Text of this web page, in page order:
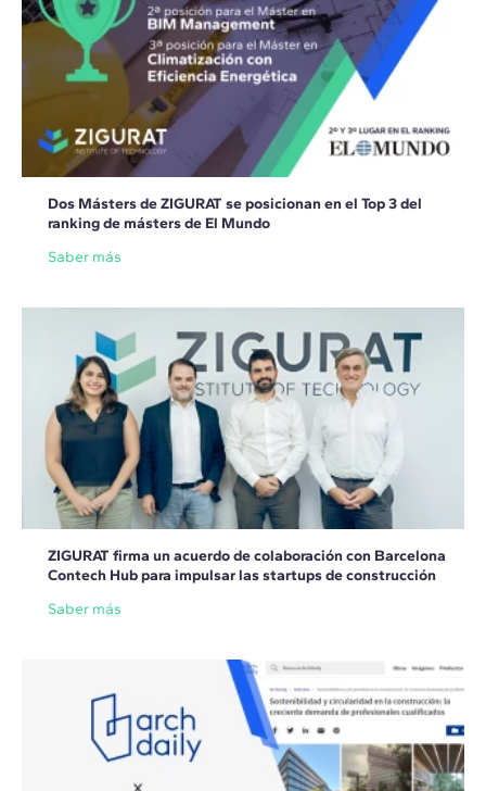
Dos Másters de ZIGURAT se posicionan en el Top 3 del
ranking de másters de El Mundo
Saber más
ZIGURAT firma un acuerdo de colaboración con Barcelona
Contech Hub para impulsar las startups de construcción
Saber más